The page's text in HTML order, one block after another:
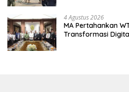
4 Agustus 2026
MA Pertahankan
Transformasi